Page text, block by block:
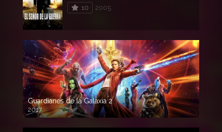
10
2005
Guardianes de la Galaxia 2
2017
720p HD